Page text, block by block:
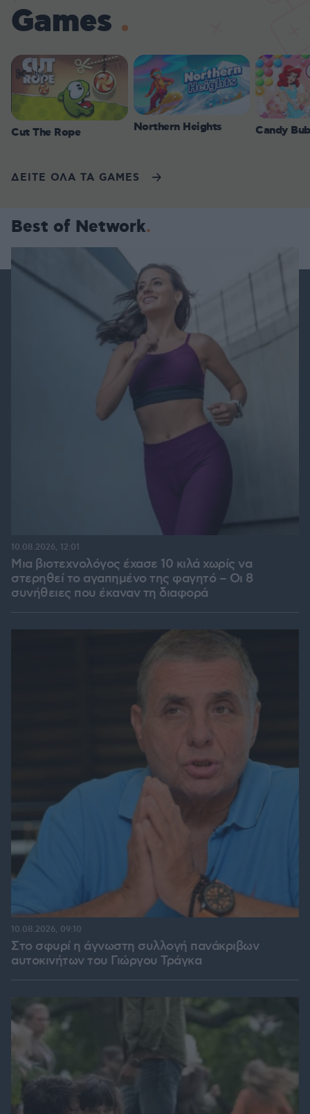
Games
Cut The Rope Northern Heights Candy
ΔΕΙΤΕ ΟΛΑ ΤΑ GAMES
Best of Network
Μια βιοτεχνολόγος έχασε 10 κιλά χωρίς να
στερηθεί το αγαπημένο της φαγητό – Οι 8
συνήθειες που έκαναν τη διαφορά
10.08.2026, 12:01
Στο σφυρί η άγνωστη συλλογή πανάκριβων
αυτοκινήτων του Γιώργου Τράγκα
10.08.2026, 09:10